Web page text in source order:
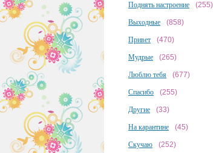
Поднять настроение (255)
Выходные (858)
Привет (470)
Мудрые (265)
Люблю тебя (677)
Спасибо (255)
Другие (33)
На карантине (45)
Скучаю (252)